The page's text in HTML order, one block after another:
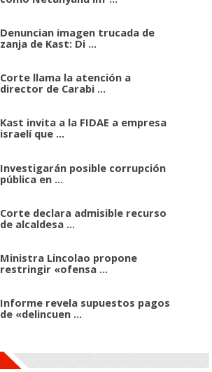
Denuncian imagen trucada de
zanja de Kast: Di ...
Corte llama la atención a
director de Carabi ...
Kast invita a la FIDAE a empresa
israelí que ...
Investigarán posible corrupción
pública en ...
Corte declara admisible recurso
de alcaldesa ...
Ministra Lincolao propone
restringir «ofensa ...
Informe revela supuestos pagos
de «delincuen ...